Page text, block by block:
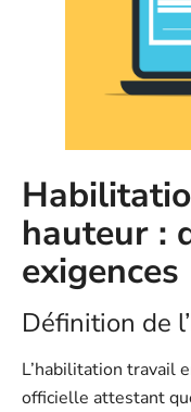
hauteur :
exigences
Définition de
L’habilitation travail
officielle attestant